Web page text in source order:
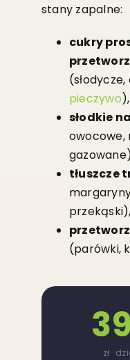
stany zapalne:
cukry
pieczywo),
słodkie
owocowe,
tłuszcze
przekąski),
(parówki,
zł ·